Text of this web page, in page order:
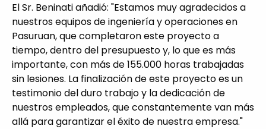
El Sr. Beninati añadió: "Estamos muy agradecidos a
nuestros equipos de ingeniería y operaciones en
Pasuruan, que completaron este proyecto a
tiempo, dentro del presupuesto y, lo que es más
importante, con más de 155.000 horas trabajadas
sin lesiones. La finalización de este proyecto es un
testimonio del duro trabajo y la dedicación de
nuestros empleados, que constantemente van más
allá para garantizar el éxito de nuestra empresa."